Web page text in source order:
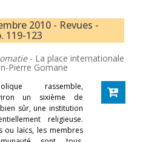
2010 - Revues -
119-123
- La place internationale
Pierre Gomane
rassemble,
un sixième de
bien sûr, une institution
religieuse.
ou laïcs, les membres